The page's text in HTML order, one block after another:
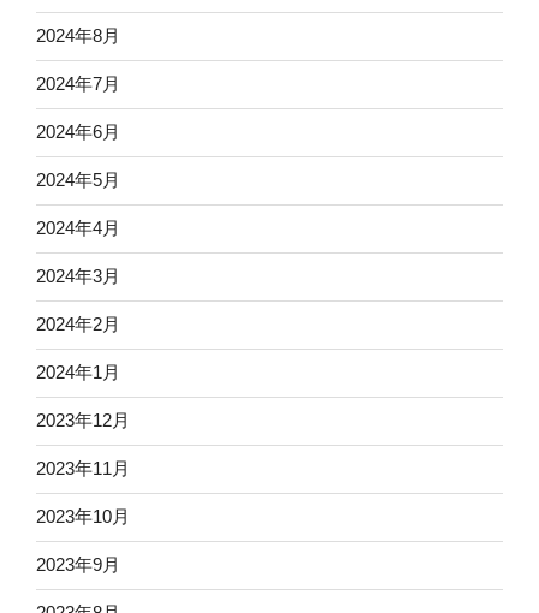
2024年8月
2024年7月
2024年6月
2024年5月
2024年4月
2024年3月
2024年2月
2024年1月
2023年12月
2023年11月
2023年10月
2023年9月